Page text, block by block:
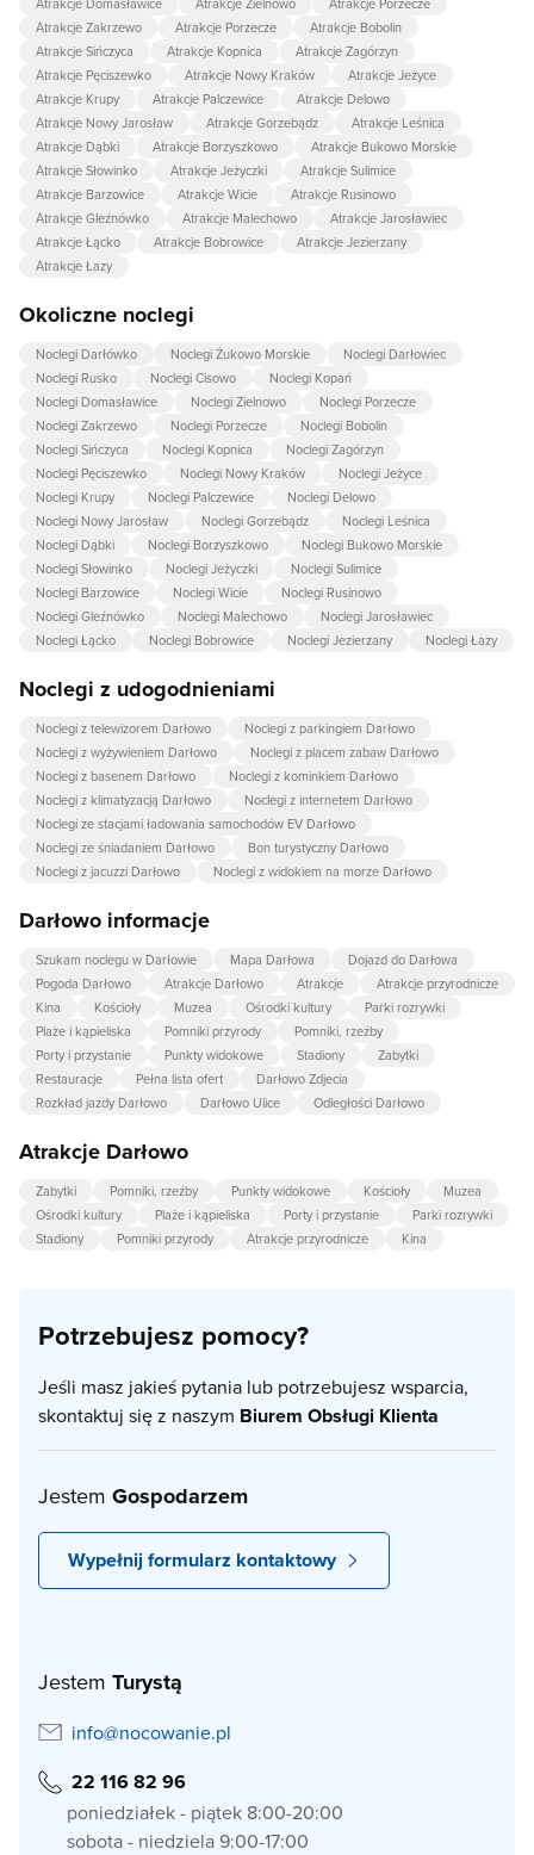
Atrakcje Zakrzewo
Atrakcje Porzecze
Atrakcje Bobolin
Atrakcje Sińczyca
Atrakcje Kopnica
Atrakcje Zagórzyn
Atrakcje Pęciszewko
Atrakcje Nowy Kraków
Atrakcje Jeżyce
Atrakcje Krupy
Atrakcje Palczewice
Atrakcje Delowo
Atrakcje Nowy Jarosław
Atrakcje Gorzebądz
Atrakcje Leśnica
Atrakcje Dąbki
Atrakcje Borzyszkowo
Atrakcje Bukowo Morskie
Atrakcje Słowinko
Atrakcje Jeżyczki
Atrakcje Sulimice
Atrakcje Barzowice
Atrakcje Wicie
Atrakcje Rusinowo
Atrakcje Gleźnówko
Atrakcje Malechowo
Atrakcje Jarosławiec
Atrakcje Łącko
Atrakcje Bobrowice
Atrakcje Jezierzany
Atrakcje Łazy
Okoliczne noclegi
Noclegi Darłówko Noclegi Żukowo Morskie
Noclegi Darłowiec
Noclegi Rusko
Noclegi Cisowo
Noclegi Kopań
Noclegi Domasławice
Noclegi Zielnowo
Noclegi Porzecze
Noclegi Zakrzewo
Noclegi Porzecze
Noclegi Bobolin
Noclegi Sińczyca
Noclegi Kopnica
Noclegi Zagórzyn
Noclegi Pęciszewko
Noclegi Nowy Kraków
Noclegi Jeżyce
Noclegi Krupy
Noclegi Palczewice
Noclegi Delowo
Noclegi Nowy Jarosław
Noclegi Gorzebądz
Noclegi Leśnica
Noclegi Dąbki
Noclegi Borzyszkowo
Noclegi Bukowo Morskie
Noclegi Słowinko
Noclegi Jeżyczki
Noclegi Sulimice
Noclegi Barzowice
Noclegi Wicie
Noclegi Rusinowo
Noclegi Gleźnówko
Noclegi Malechowo
Noclegi Jarosławiec
Noclegi Łącko
Noclegi Bobrowice Noclegi Jezierzany Noclegi Łazy
Noclegi z udogodnieniami
Noclegi z telewizorem Darłowo
Noclegi z parkingiem Darłowo
Noclegi z wyżywieniem Darłowo
Noclegi z placem zabaw Darłowo
Noclegi z basenem Darłowo
Noclegi z kominkiem Darłowo
Noclegi z klimatyzacją Darłowo
Noclegi z internetem Darłowo
Noclegi ze stacjami ładowania samochodów EV Darłowo
Noclegi ze śniadaniem Darłowo
Bon turystyczny Darłowo
Noclegi z jacuzzi Darłowo
Noclegi z widokiem na morze Darłowo
Darłowo informacje
Szukam noclegu w Darłowie Mapa Darłowa
Dojazd do Darłowa
Pogoda Darłowo
Atrakcje Darłowo Atrakcje
Atrakcje przyrodnicze
Kina
Kościoły Muzea Ośrodki kultury
Parki rozrywki
Plaże i kąpieliska
Pomniki przyrody
Pomniki, rzeźby
Porty i przystanie
Punkty widokowe Stadiony
Zabytki
Restauracje
Pełna lista ofert
Darłowo Zdjecia
Rozkład jazdy Darłowo
Darłowo Ulice Odległości Darłowo
Atrakcje Darłowo
Zabytki Pomniki, rzeźby Punkty widokowe Kościoły
Muzea
Ośrodki kultury
Plaże i kąpieliska Porty i przystanie
Parki rozrywki
Stadiony
Pomniki przyrody Atrakcje przyrodnicze Kina
Potrzebujesz pomocy?
Jeśli masz jakieś pytania lub potrzebujesz wsparcia,
skontaktuj się z naszym Biurem Obsługi Klienta
Jestem Gospodarzem
Wypełnij formularz kontaktowy
Jestem Turystą
info@nocowanie.pl
22 116 82 96
poniedziałek - piątek 8:00-20:00
sobota - niedziela 9:00-17:00